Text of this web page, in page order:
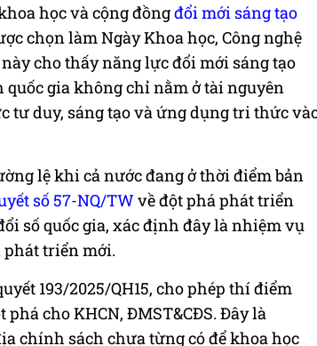
học và cộng đồngđổi mới sáng tạo
chọn làm Ngày Khoa học, Công nghệ
cho thấy năng lực đổi mới sáng tạo
gia không chỉ nằm ở tài nguyên
tư duy, sáng tạo và ứng dụng tri thức
lệ khi cả nước đang ở thời điểm bản
số 57-NQ/TW về đột phá phát triển
số quốc gia, xác định đây là nhiệm vụ
phát triển mới.
193/2025/QH15, cho phép thí điểm
cho KHCN, ĐMST&CĐS. Đây là
chính sách chưa từng có để khoa học